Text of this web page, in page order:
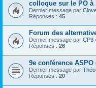
colloque sur le PO à
Dernier message par
Réponses : 45
Forum des
Dernier message par CP3
Réponses : 26
9e conférence
Dernier message par
Réponses : 20